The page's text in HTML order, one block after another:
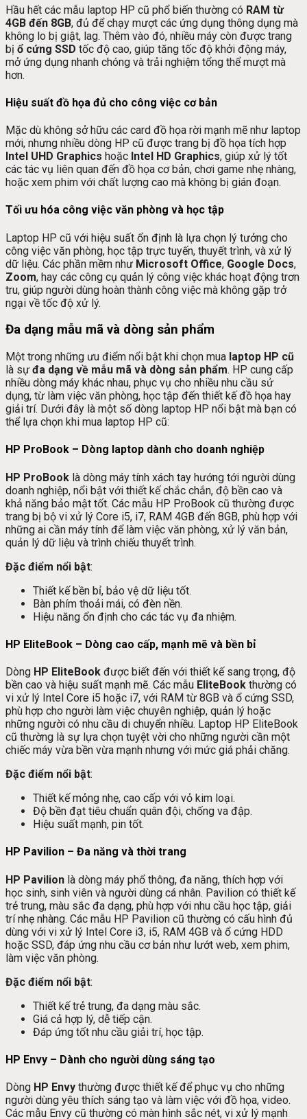
Hầu hết các mẫu laptop HP cũ phổ biến thường có RAM từ
4GB đến 8GB, đủ để chạy mượt các ứng dụng thông dụng mà
không lo bị giật, lag. Thêm vào đó, nhiều máy còn được trang
bị ổ cứng SSD tốc độ cao, giúp tăng tốc độ khởi động máy,
mở ứng dụng nhanh chóng và trải nghiệm tổng thể mượt mà
hơn.
Hiệu suất đồ họa đủ cho công việc cơ bản
Mặc dù không sở hữu các card đồ họa rời mạnh mẽ như laptop
mới, nhưng nhiều dòng HP cũ được trang bị đồ họa tích hợp
Intel UHD Graphics hoặc Intel HD Graphics, giúp xử lý tốt
các tác vụ liên quan đến đồ họa cơ bản, chơi game nhẹ nhàng,
hoặc xem phim với chất lượng cao mà không bị gián đoạn.
Tối ưu hóa công việc văn phòng và học tập
Laptop HP cũ với hiệu suất ổn định là lựa chọn lý tưởng cho
công việc văn phòng, học tập trực tuyến, thuyết trình, và xử lý
dữ liệu. Các phần mềm như Microsoft Office, Google Docs,
Zoom, hay các công cụ quản lý công việc khác hoạt động trơn
tru, giúp người dùng hoàn thành công việc mà không gặp trở
ngại về tốc độ xử lý.
Đa dạng mẫu mã và dòng sản phẩm
Một trong những ưu điểm nổi bật khi chọn mua laptop HP cũ
là sự đa dạng về mẫu mã và dòng sản phẩm. HP cung cấp
nhiều dòng máy khác nhau, phục vụ cho nhiều nhu cầu sử
dụng, từ làm việc văn phòng, học tập đến thiết kế đồ họa hay
giải trí. Dưới đây là một số dòng laptop HP nổi bật mà bạn có
thể lựa chọn khi mua laptop HP cũ:
HP ProBook – Dòng laptop dành cho doanh nghiệp
HP ProBook là dòng máy tính xách tay hướng tới người dùng
doanh nghiệp, nổi bật với thiết kế chắc chắn, độ bền cao và
khả năng bảo mật tốt. Các mẫu HP ProBook cũ thường được
trang bị bộ vi xử lý Core i5, i7, RAM 4GB đến 8GB, phù hợp với
những ai cần máy tính để làm việc văn phòng, xử lý văn bản,
quản lý dữ liệu và trình chiếu thuyết trình.
Đặc điểm nổi bật:
Thiết kế bền bỉ, bảo vệ dữ liệu tốt.
Bàn phím thoải mái, có đèn nền.
Hiệu năng ổn định cho các tác vụ đa nhiệm.
HP EliteBook – Dòng cao cấp, mạnh mẽ và bền bỉ
Dòng HP EliteBook được biết đến với thiết kế sang trọng, độ
bền cao và hiệu suất mạnh mẽ. Các mẫu EliteBook thường có
vi xử lý Intel Core i5 hoặc i7, với RAM từ 8GB và ổ cứng SSD,
phù hợp cho người làm việc chuyên nghiệp, quản lý hoặc
những người có nhu cầu di chuyển nhiều. Laptop HP EliteBook
cũ thường là sự lựa chọn tuyệt vời cho những người cần một
chiếc máy vừa bền vừa mạnh nhưng với mức giá phải chăng.
Đặc điểm nổi bật:
Thiết kế mỏng nhẹ, cao cấp với vỏ kim loại.
Độ bền đạt tiêu chuẩn quân đội, chống va đập.
Hiệu suất mạnh, pin tốt.
HP Pavilion – Đa năng và thời trang
HP Pavilion là dòng máy phổ thông, đa năng, thích hợp với
học sinh, sinh viên và người dùng cá nhân. Pavilion có thiết kế
trẻ trung, màu sắc đa dạng, phù hợp với nhu cầu học tập, giải
trí nhẹ nhàng. Các mẫu HP Pavilion cũ thường có cấu hình đủ
dùng với vi xử lý Intel Core i3, i5, RAM 4GB và ổ cứng HDD
hoặc SSD, đáp ứng nhu cầu cơ bản như lướt web, xem phim,
làm việc văn phòng.
Đặc điểm nổi bật:
Thiết kế trẻ trung, đa dạng màu sắc.
Giá cả hợp lý, dễ tiếp cận.
Đáp ứng tốt nhu cầu giải trí, học tập.
HP Envy – Dành cho người dùng sáng tạo
Dòng HP Envy thường được thiết kế để phục vụ cho những
người dùng yêu thích sáng tạo và làm việc với đồ họa, video.
Các mẫu Envy cũ thường có màn hình sắc nét, vi xử lý mạnh